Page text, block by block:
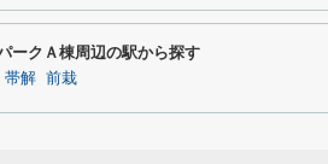
ークＡ棟周辺の駅から探す
帯解 前栽